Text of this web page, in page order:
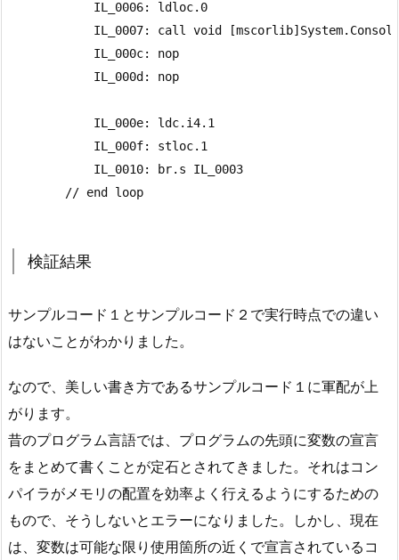
            IL_0006: ldloc.0
IL_0007: call void
            IL_000c: nop
            IL_000d: nop
            IL_000e: ldc.i4.1
            IL_000f: stloc.1
            IL_0010: br.s IL_0003
        // end loop
検証結果
サンプルコード１とサンプルコード２で実行時点での違い
はないことがわかりました。
なので、美しい書き方であるサンプルコード１に軍配が上
がります。
昔のプログラム言語では、プログラムの先頭に変数の宣言
をまとめて書くことが定石とされてきました。それはコン
パイラがメモリの配置を効率よく行えるようにするための
もので、そうしないとエラーになりました。しかし、現在
は、変数は可能な限り使用箇所の近くで宣言されているコ